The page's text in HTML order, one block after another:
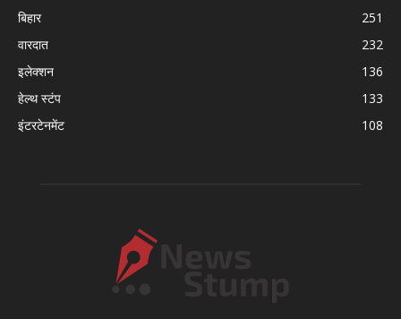
बिहार
251
वारदात
232
इलेक्शन
136
हेल्थ स्टंप
133
इंटरटेनमेंट
108